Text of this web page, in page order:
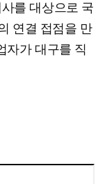
를 대상으로 국
연결 접점을 만
자가 대구를 직